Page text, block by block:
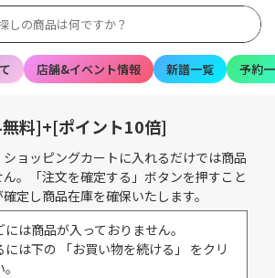
店舗&イベント情報 新譜一覧 予約
料]+[ポイント10倍]
ョッピングカートに入れるだけでは商品
。「注文を確定する」ボタンを押すこと
定し商品在庫を確保いたします。
は商品が入っておりません。
には下の 「お買い物を続ける」 をクリ